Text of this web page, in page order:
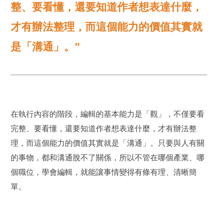
整、要看懂，還要知道作者想表達什麼，
才有辦法整理，而這個能力的價值其實就
是「溝通」。”
在執行內容的階段，編輯的基本能力是「觀」，不僅要看
完整、要看懂，還要知道作者想表達什麼，才有辦法整
理，而這個能力的價值其實就是「溝通」。只要與人有關
的事物，都和溝通脫不了關係，所以不管在哪個產業、哪
個職位，學會編輯，就能讓事情變得有條有理、清晰簡
單。